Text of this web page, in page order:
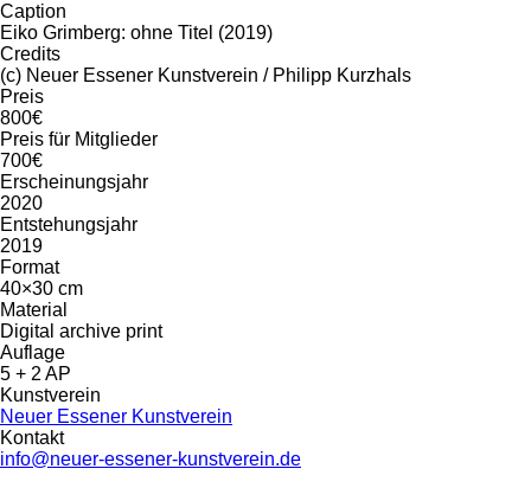
Caption
Eiko Grimberg: ohne Titel (2019)
Credits
(c) Neuer Essener Kunstverein / Philipp Kurzhals
Preis
800€
Preis für Mitglieder
700€
Erscheinungsjahr
2020
Entstehungsjahr
2019
Format
40×30 cm
Material
Digital archive print
Auflage
5 + 2 AP
Kunstverein
Neuer Essener Kunstverein
Kontakt
info@neuer-essener-kunstverein.de